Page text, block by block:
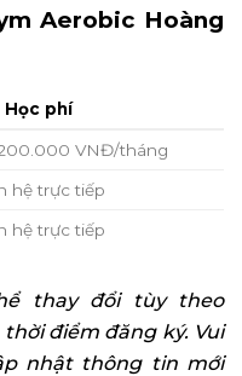
Aerobic Hoàng
Học phí
VNĐ/tháng
hệ trực tiếp
hệ trực tiếp
thay đổi tùy theo
điểm đăng ký. Vui
nhật thông tin mới